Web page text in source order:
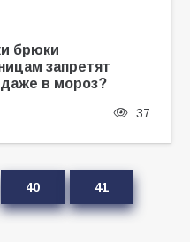
брюки
запретят
в мороз?
37
40 41